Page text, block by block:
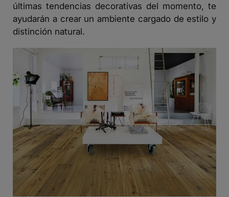
últimas tendencias decorativas del momento, te
ayudarán a crear un ambiente cargado de estilo y
distinción natural.